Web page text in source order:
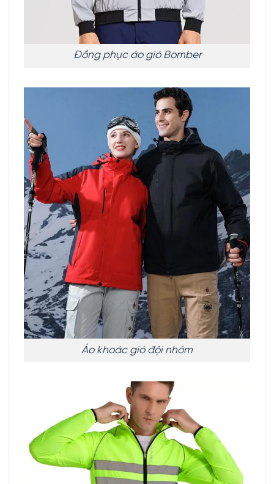
Đồng phục áo gió Bomber
Áo khoác gió đội nhóm